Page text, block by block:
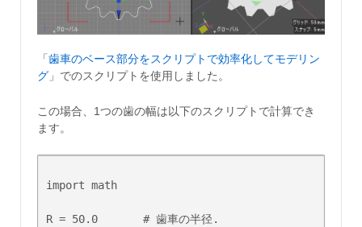
「 歯車のベース部分をスクリプトで効率化してモデリン
グ 」でのスクリプトを使用しました。
この場合、1つの歯の幅は以下のスクリプトで計算でき
ます。
import math
R = 50.0       # 歯車の半径.